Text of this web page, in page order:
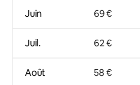
Juin
Juil.
Août
69 €
62 €
58 €